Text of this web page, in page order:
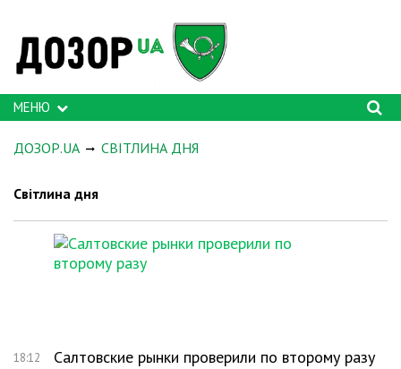
МЕНЮ
ДОЗОР.UA СВІТЛИНА ДНЯ
Світлина дня
18:12 Салтовские рынки проверили по второму разу